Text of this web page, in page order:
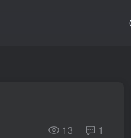
13 1